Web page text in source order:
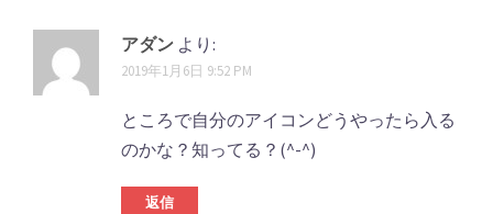
アダン より:
2019年1月6日 9:52 PM
ところで自分のアイコンどうやったら入る
のかな？知ってる？(^-^)
返信